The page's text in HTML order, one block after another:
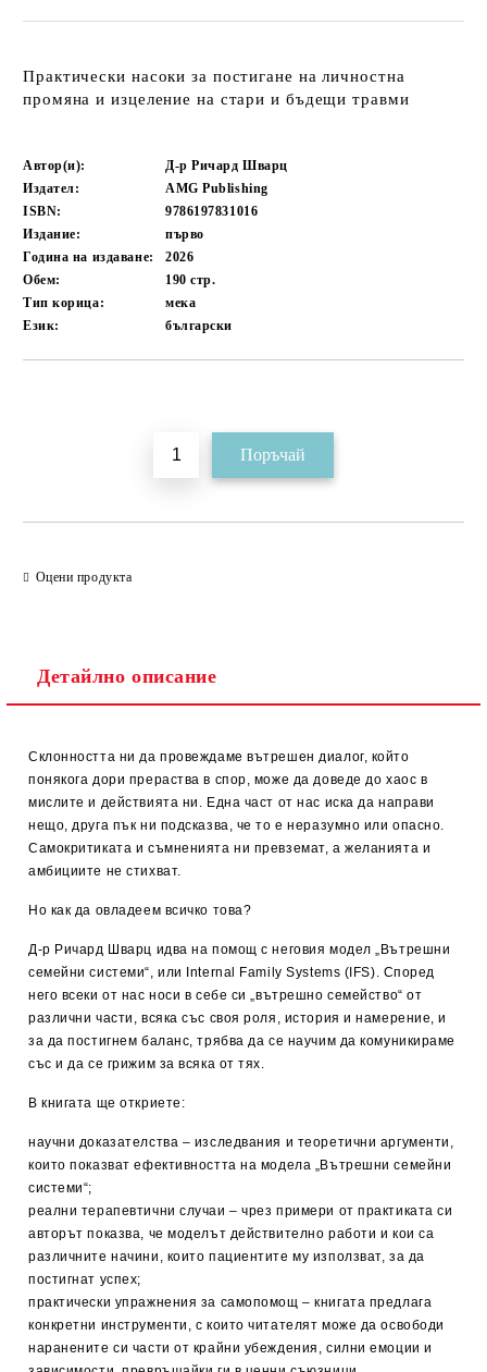
Практически насоки за постигане на личностна
промяна и изцеление на стари и бъдещи травми
Автор(и):
Д-р Ричард Шварц
Издател:
AMG Publishing
ISBN:
9786197831016
Издание:
първо
Година на издаване:
2026
Обем:
190стр.
Тип корица:
мека
Език:
български
Оцени продукта
Детайлно описание
Склонността ни да провеждаме вътрешен диалог, който
понякога дори прераства в спор, може да доведе до хаос в
мислите и действията ни. Една част от нас иска да направи
нещо, друга пък ни подсказва, че то е неразумно или опасно.
Самокритиката и съмненията ни превземат, а желанията и
амбициите не стихват.
Но как да овладеем всичко това?
Д-р Ричард Шварц идва на помощ с неговия модел „Вътрешни
семейни системи“, или Internal Family Systems (IFS). Според
него всеки от нас носи в себе си „вътрешно семейство“ от
различни части, всяка със своя роля, история и намерение, и
за да постигнем баланс, трябва да се научим да комуникираме
със и да се грижим за всяка от тях.
В книгата ще откриете:
научни доказателства – изследвания и теоретични аргументи,
които показват ефективността на модела „Вътрешни семейни
системи“;
реални терапевтични случаи – чрез примери от практиката си
авторът показва, че моделът действително работи и кои са
различните начини, които пациентите му използват, за да
постигнат успех;
практически упражнения за самопомощ – книгата предлага
конкретни инструменти, с които читателят може да освободи
наранените си части от крайни убеждения, силни емоции и